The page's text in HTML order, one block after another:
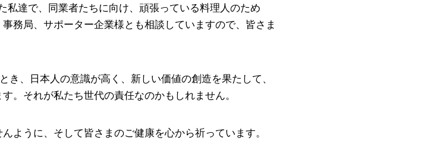
私達で、同業者たちに向け、頑張っている料理人のため
務局、サポーター企業様とも相談していますので、皆さま
、日本人の意識が高く、新しい価値の創造を果たして、
。それが私たち世代の責任なのかもしれません。
ように、そして皆さまのご健康を心から祈っています。